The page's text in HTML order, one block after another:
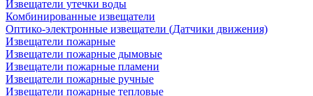
Извещатели утечки воды
Комбинированные извещатели
Оптико-электронные извещатели (Датчики движения)
Извещатели пожарные
Извещатели пожарные дымовые
Извещатели пожарные пламени
Извещатели пожарные ручные
Извещатели пожарные тепловые